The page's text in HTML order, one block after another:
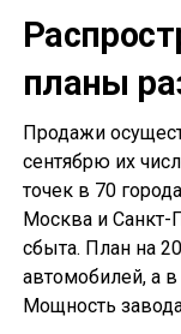
планы
Продажи
сентябрю их
точек в 70
Москва и Санкт-
сбыта. План на
автомобилей, а в
Мощность